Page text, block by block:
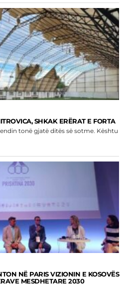
SHKAK ERËRAT E FORTA
tonë gjatë ditës së sotme. Kështu
NË PARIS VIZIONIN E KOSOVËS
MESDHETARE 2030